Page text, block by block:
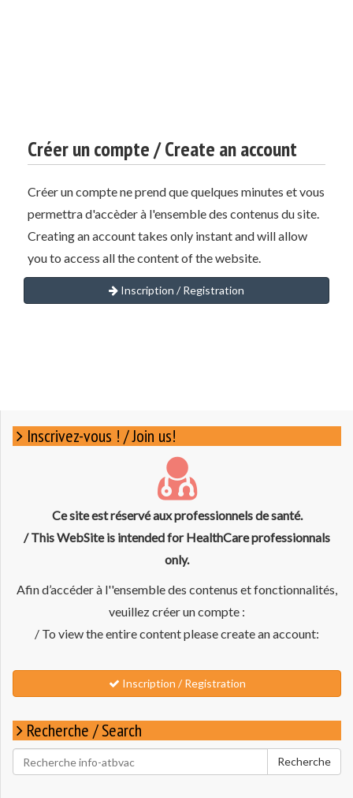
Créer un compte / Create an account
Créer un compte ne prend que quelques minutes et vous
permettra d'accèder à l'ensemble des contenus du site.
Creating an account takes only instant and will allow
you to access all the content of the website.
Inscription / Registration
Inscrivez-vous ! / Join us!
Ce site est réservé aux professionnels de santé.
/ This WebSite is intended for HealthCare professionnals
only.
Afin d’accéder à l''ensemble des contenus et fonctionnalités,
veuillez créer un compte :
/ To view the entire content please create an account:
Inscription / Registration
Recherche / Search
Rechercher
pour
Recherche